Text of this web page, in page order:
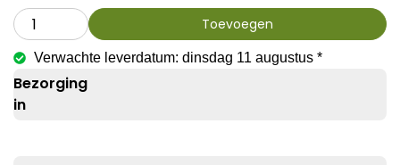
Toevoegen
Verwachte leverdatum: dinsdag 11 augustus *
Bezorging
in